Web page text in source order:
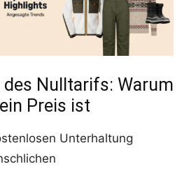
des Nulltarifs: Warum
Preis ist
Unterhaltung